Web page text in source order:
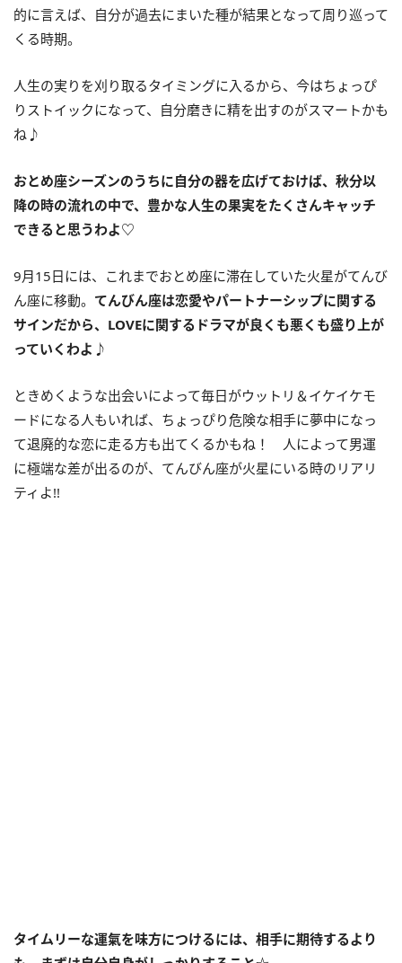
的に言えば、自分が過去にまいた種が結果となって周り巡って
くる時期。
人生の実りを刈り取るタイミングに入るから、今はちょっぴ
りストイックになって、自分磨きに精を出すのがスマートかも
ね♪
おとめ座シーズンのうちに自分の器を広げておけば、秋分以
降の時の流れの中で、豊かな人生の果実をたくさんキャッチ
できると思うわよ♡
9月15日には、これまでおとめ座に滞在していた火星がてんび
ん座に移動。 てんびん座は恋愛やパートナーシップに関する
サインだから、 LOVEに関するドラマが良くも悪くも盛り上が
っていくわよ♪
ときめくような出会いによって毎日がウットリ＆イケイケモ
ードになる人もいれば、ちょっぴり危険な相手に夢中になっ
て退廃的な恋に走る方も出てくるかもね！ 人によって男運
に極端な差が出るのが、てんびん座が火星にいる時のリアリ
ティよ!!
タイムリーな運氣を味方につけるには、相手に期待するより